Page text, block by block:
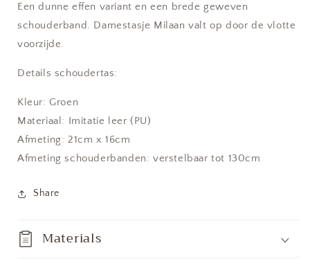
Een dunne effen variant en een brede geweven
schouderband. Damestasje Milaan valt op door de vlotte
voorzijde.
Details schoudertas:
Kleur: Groen
Materiaal: Imitatie leer (PU)
Afmeting: 21cm x 16cm
Afmeting schouderbanden: verstelbaar tot 130cm
Share
Materials